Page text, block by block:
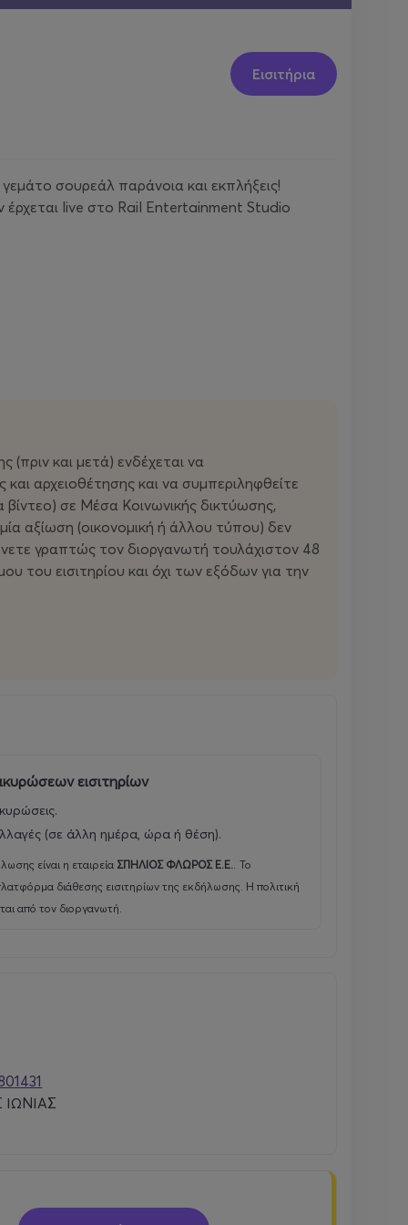
Εισιτήρια
σουρεάλ παράνοια και εκπλήξεις!
live στο Rail Entertainment Studio
(πριν και μετά) ενδέχεται να
αρχειοθέτησης και να συμπεριληφθείτε
βίντεο) σε Μέσα Κοινωνικής δικτύωσης,
αξίωση (οικονομική ή άλλου τύπου) δεν
γραπτώς τον διοργανωτή τουλάχιστον 48
του εισιτηρίου και όχι των εξόδων για την
εισιτηρίων
(σε άλλη ημέρα, ώρα ή θέση).
είναι η εταιρεία ΣΠΗΛΙΟΣ ΦΛΩΡΟΣ Ε.Ε.. Το
διάθεσης εισιτηρίων της εκδήλωσης. Η πολιτική
από τον διοργανωτή.